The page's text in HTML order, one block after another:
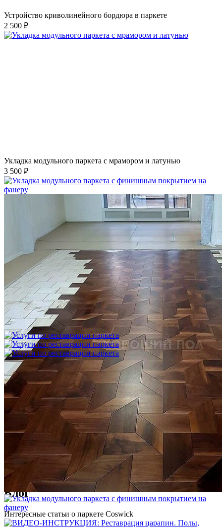
Устройство криволинейного бордюра в паркете
2 500 ₽
Укладка модульного паркета с мрамором и латунью
3 500 ₽
Укладка модульного паркета с финишным покрытием на
фанеру
3 600 ₽
Услуги по реставрации паркета
1 500 ₽
Блог
Интересные статьи о паркете Coswick